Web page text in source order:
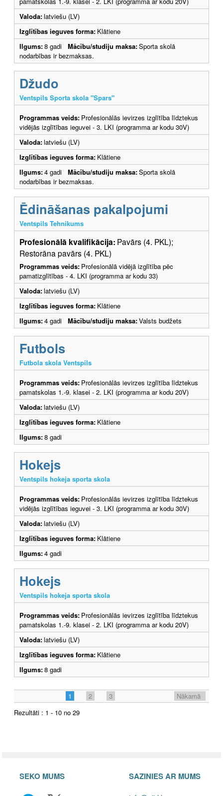
Valoda:latviešu (LV)
Izglītības ieguves forma: Klātiene
Ilgums:8 gadi Mācību/studiju maksa:Sporta skolā
nodarbības ir bezmaksas.
Džudo
Ventspils Sporta skola "Spars"
Programmas veids: Profesionālās ievirzes izglītība līdztekus
vidējās izglītības ieguvei - 3. LKI (programma ar kodu 30V)
Valoda:latviešu (LV)
Izglītības ieguves forma: Klātiene
Ilgums:4 gadi Mācību/studiju maksa:Sporta skolā
nodarbības ir bezmaksas.
Ēdināšanas pakalpojumi
Ventspils Tehnikums
Profesionālā kvalifikācija: Pavārs (4. PKL);
Restorāna pavārs (4. PKL)
Programmas veids: Profesionālā vidējā izglītība pēc
pamatizglītības - 4. LKI (programma ar kodu 33)
Valoda:latviešu (LV)
Izglītības ieguves forma: Klātiene
Ilgums:4 gadi Mācību/studiju maksa:Valsts budžets
Futbols
Futbola skola Ventspils
Programmas veids: Profesionālās ievirzes izglītība līdztekus
pamatskolas 1.-9. klasei - 2. LKI (programma ar kodu 20V)
Valoda:latviešu (LV)
Izglītības ieguves forma: Klātiene
Ilgums:8 gadi
Hokejs
Ventspils hokeja sporta skola
Programmas veids: Profesionālās ievirzes izglītība līdztekus
vidējās izglītības ieguvei - 3. LKI (programma ar kodu 30V)
Valoda:latviešu (LV)
Izglītības ieguves forma: Klātiene
Ilgums:4 gadi
Hokejs
Ventspils hokeja sporta skola
Programmas veids: Profesionālās ievirzes izglītība līdztekus
pamatskolas 1.-9. klasei - 2. LKI (programma ar kodu 20V)
Valoda:latviešu (LV)
Izglītības ieguves forma: Klātiene
Ilgums:8 gadi
1 2 3
Nākamā
Rezultāti : 1 - 10 no 29
SEKO MUMS SAZINIES AR MUMS